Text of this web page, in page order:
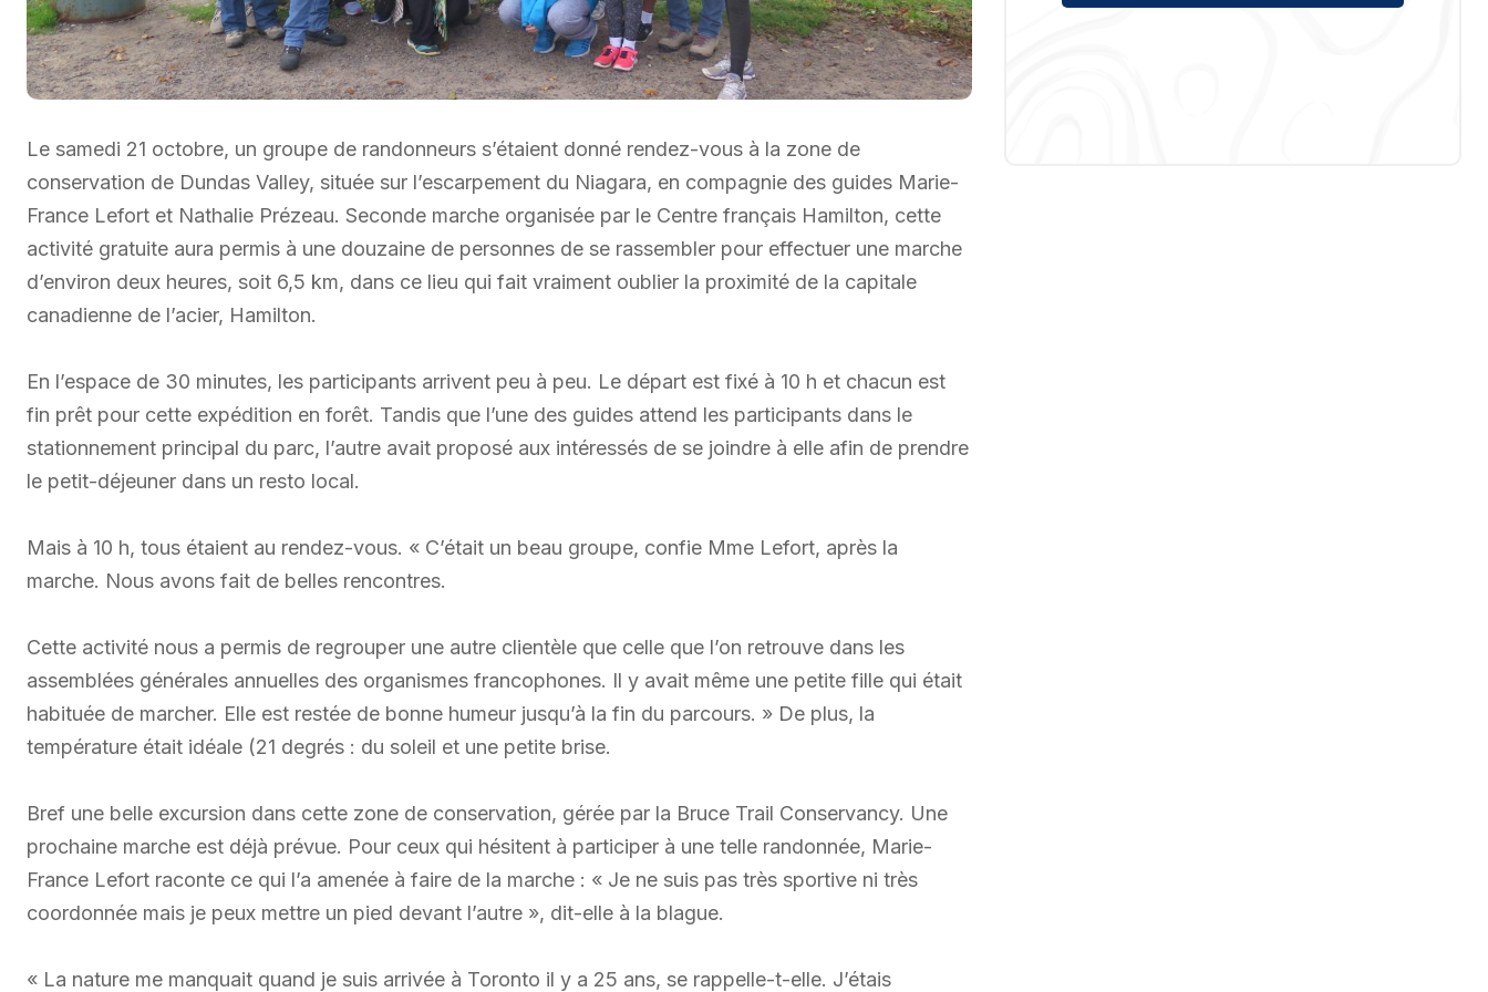
Le samedi 21 octobre, un groupe de randonneurs s’étaient donné rendez-vous à la zone de
conservation de Dundas Valley, située sur l’escarpement du Niagara, en compagnie des guides Marie-
France Lefort et Nathalie Prézeau. Seconde marche organisée par le Centre français Hamilton, cette
activité gratuite aura permis à une douzaine de personnes de se rassembler pour effectuer une marche
d’environ deux heures, soit 6,5 km, dans ce lieu qui fait vraiment oublier la proximité de la capitale
canadienne de l’acier, Hamilton.
En l’espace de 30 minutes, les participants arrivent peu à peu. Le départ est fixé à 10 h et chacun est
fin prêt pour cette expédition en forêt. Tandis que l’une des guides attend les participants dans le
stationnement principal du parc, l’autre avait proposé aux intéressés de se joindre à elle afin de prendre
le petit-déjeuner dans un resto local.
Mais à 10 h, tous étaient au rendez-vous. « C’était un beau groupe, confie Mme Lefort, après la
marche. Nous avons fait de belles rencontres.
Cette activité nous a permis de regrouper une autre clientèle que celle que l’on retrouve dans les
assemblées générales annuelles des organismes francophones. Il y avait même une petite fille qui était
habituée de marcher. Elle est restée de bonne humeur jusqu’à la fin du parcours. » De plus, la
température était idéale (21 degrés : du soleil et une petite brise.
Bref une belle excursion dans cette zone de conservation, gérée par la Bruce Trail Conservancy. Une
prochaine marche est déjà prévue. Pour ceux qui hésitent à participer à une telle randonnée, Marie-
France Lefort raconte ce qui l’a amenée à faire de la marche : « Je ne suis pas très sportive ni très
coordonnée mais je peux mettre un pied devant l’autre », dit-elle à la blague.
« La nature me manquait quand je suis arrivée à Toronto il y a 25 ans, se rappelle-t-elle. J’étais